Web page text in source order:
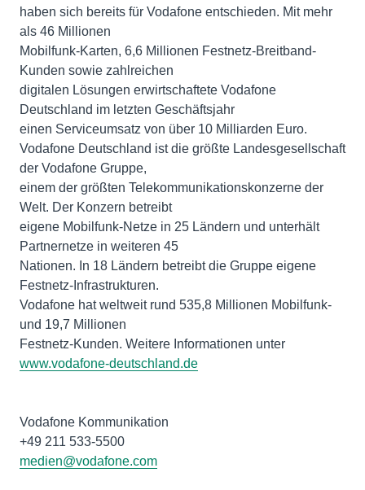
haben sich bereits für Vodafone entschieden. Mit mehr
als 46 Millionen
Mobilfunk-Karten, 6,6 Millionen Festnetz-Breitband-
Kunden sowie zahlreichen
digitalen Lösungen erwirtschaftete Vodafone
Deutschland im letzten Geschäftsjahr
einen Serviceumsatz von über 10 Milliarden Euro.
Vodafone Deutschland ist die größte Landesgesellschaft
der Vodafone Gruppe,
einem der größten Telekommunikationskonzerne der
Welt. Der Konzern betreibt
eigene Mobilfunk-Netze in 25 Ländern und unterhält
Partnernetze in weiteren 45
Nationen. In 18 Ländern betreibt die Gruppe eigene
Festnetz-Infrastrukturen.
Vodafone hat weltweit rund 535,8 Millionen Mobilfunk-
und 19,7 Millionen
Festnetz-Kunden. Weitere Informationen unter
www.vodafone-deutschland.de
Vodafone Kommunikation
medien@vodafone.com